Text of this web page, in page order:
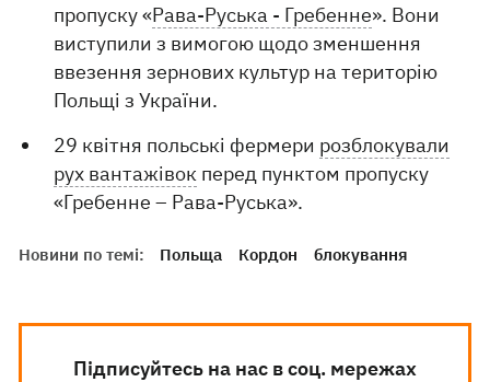
пропуску «Рава-Руська - Гребенне». Вони
виступили з вимогою щодо зменшення
ввезення зернових культур на територію
Польщі з України.
29 квітня польські фермери розблокували
рух вантажівок перед пунктом пропуску
«Гребенне – Рава-Руська».
Новини по темі: Польща Кордон блокування
Підписуйтесь на нас в соц. мережах